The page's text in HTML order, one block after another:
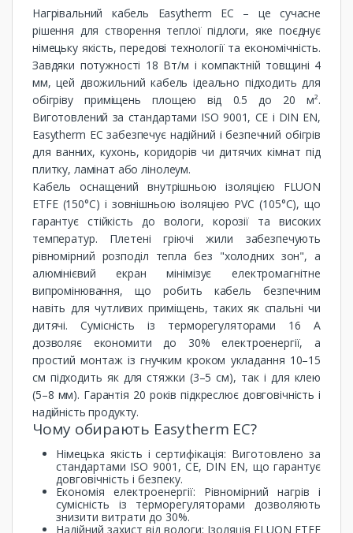
Нагрівальний кабель Easytherm EC – це сучасне
рішення для створення теплої підлоги, яке поєднує
німецьку якість, передові технології та економічність.
Завдяки потужності 18 Вт/м і компактній товщині 4
мм, цей двожильний кабель ідеально підходить для
обігріву приміщень площею від 0.5 до 20 м².
Виготовлений за стандартами ISO 9001, CE і DIN EN,
Easytherm EC забезпечує надійний і безпечний обігрів
для ванних, кухонь, коридорів чи дитячих кімнат під
плитку, ламінат або лінолеум.
Кабель оснащений внутрішньою ізоляцією FLUON
ETFE (150°C) і зовнішньою ізоляцією PVC (105°C), що
гарантує стійкість до вологи, корозії та високих
температур. Плетені гріючі жили забезпечують
рівномірний розподіл тепла без "холодних зон", а
алюмінієвий екран мінімізує електромагнітне
випромінювання, що робить кабель безпечним
навіть для чутливих приміщень, таких як спальні чи
дитячі. Сумісність із терморегуляторами 16 А
дозволяє економити до 30% електроенергії, а
простий монтаж із гнучким кроком укладання 10–15
см підходить як для стяжки (3–5 см), так і для клею
(5–8 мм). Гарантія 20 років підкреслює довговічність і
надійність продукту.
Чому обирають Easytherm EC?
Німецька якість і сертифікація: Виготовлено за
стандартами ISO 9001, CE, DIN EN, що гарантує
довговічність і безпеку.
Економія електроенергії: Рівномірний нагрів і
сумісність із терморегуляторами дозволяють
знизити витрати до 30%.
Надійний захист від вологи: Ізоляція FLUON ETFE